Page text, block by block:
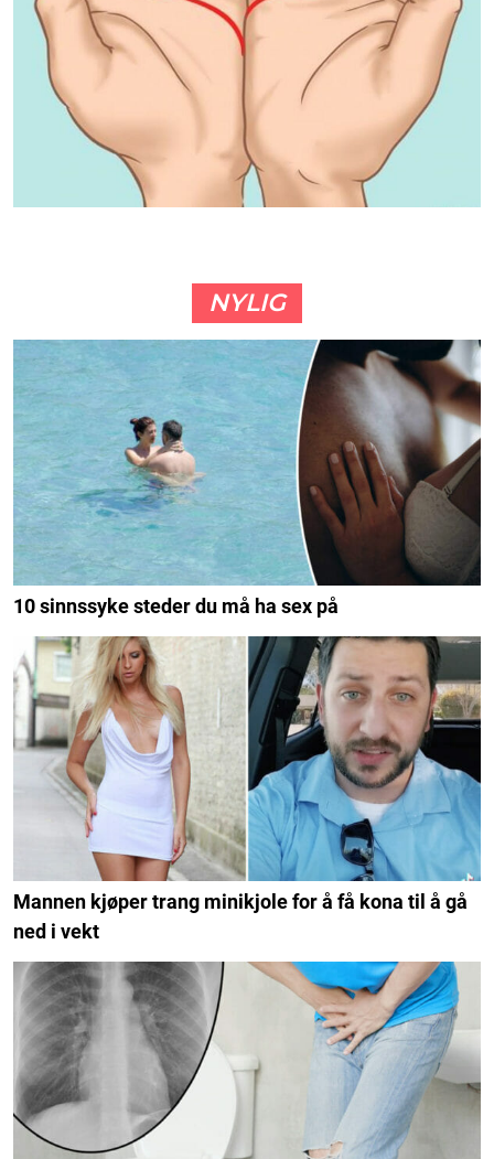
NYLIG
10 sinnssyke steder du må ha sex på
Mannen kjøper trang minikjole for å få kona til å gå
ned i vekt